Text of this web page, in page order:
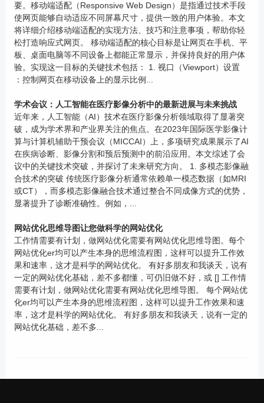
要。移动端适配（Responsive Web Design）是指通过技术手段
使网页能够自动适应不同屏幕尺寸，提供一致的用户体验。本文
将详细介绍移动端适配的实现方法、技巧和注意事项，帮助你轻
松打造响应式网页。 移动端适配的核心目标是让网页在手机、平
板、桌面电脑等不同设备上都能正常显示，并保持良好的用户体
验。实现这一目标的关键技术包括： 1. 视口（Viewport）设置
：控制网页在移动设备上的显示比例...
学术会议：人工智能在医疗影像分析中的最新进展与未来挑战
近年来，人工智能（AI）技术在医疗影像分析领域取得了显著突
破，成为学术界和产业界关注的焦点。在2023年国际医学影像计
算与计算机辅助干预会议（MICCAI）上，多项研究成果展示了AI
在疾病诊断、影像分割和预后预测中的前沿应用。本文综述了会
议中的关键技术突破，并探讨了未来研究方向。 1. 多模态影像融
合技术的突破 传统医疗影像分析通常依赖单一模态数据（如MRI
或CT），而多模态影像融合技术通过整合不同成像方式的优势，
显著提升了诊断准确性。例如，...
网站优化思维导图让您做科学的网站优化
工作情需要有计划，做网站优化需要有网站优化思维导图。每个
网站优化er均可以产生本身的思维流程图，这样可以提升工作效
果和速率，这才是科学的网站优化。 有好多朋友和我谈天，说有
一定的网站优化基础，差不多都懂，可仍旧做不好，或 [] 工作情
需要有计划，做网站优化需要有网站优化思维导图。 每个网站优
化er均可以产生本身的思维流程图，这样可以提升工作效果和速
率，这才是科学的网站优化。 有好多朋友和我谈天，说有一定的
网站优化基础，差不多...